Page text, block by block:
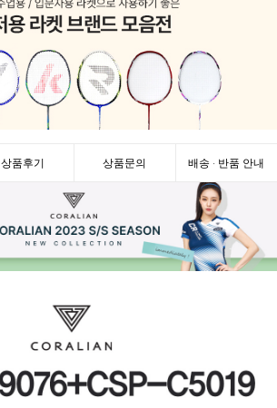
상품후기 상품문의 배송 · 반품 안내